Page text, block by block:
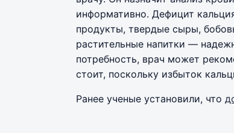
информативно. Дефицит
продукты, твердые сыры,
растительные напитки —
потребность, врач может
стоит, поскольку избыток
Ранее ученые установили, что